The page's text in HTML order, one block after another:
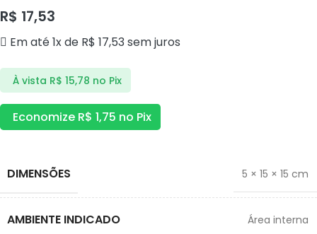
R$ 17,53
Em até 1x de R$ 17,53 sem juros
À vista R$ 15,78 no Pix
Economize R$ 1,75 no Pix
DIMENSÕES 5 × 15 × 15 cm
AMBIENTE INDICADO Área interna